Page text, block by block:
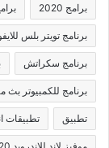
برامج 2020
برنامج تويتر بلس
برنامج سكراتش
برنامج للكمبيوتر بث
تطبيق تطبيقات